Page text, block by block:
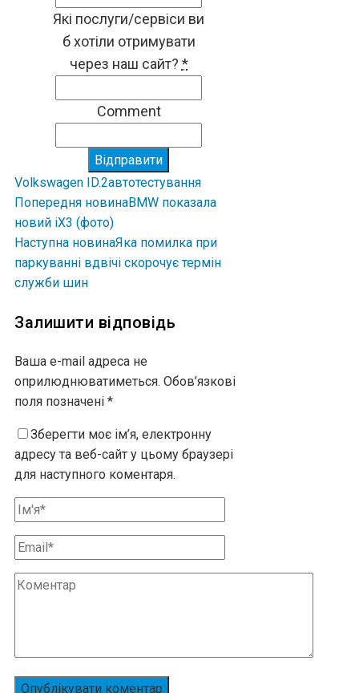
Які послуги/сервіси ви
б хотіли отримувати
через наш сайт? *
Comment
Відправити
Volkswagen ID.2автотестування
Попередня новинаBMW показала
новий iX3 (фото)
Наступна новинаЯка помилка при
паркуванні вдвічі скорочує термін
служби шин
Залишити відповідь
Ваша e-mail адреса не
оприлюднюватиметься. Обов’язкові
поля позначені *
Зберегти моє ім’я, електронну
адресу та веб-сайт у цьому браузері
для наступного коментаря.